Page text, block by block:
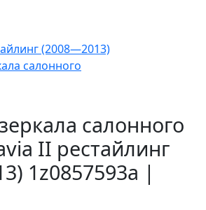
(2008—2013)
салонного
салонного
II рестайлинг
1z0857593a |